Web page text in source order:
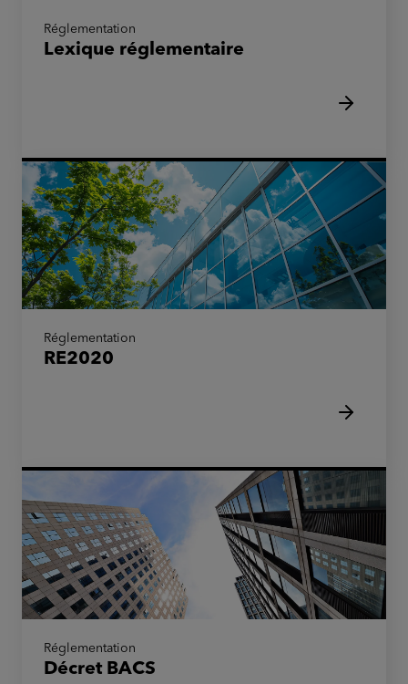
Réglementation
Lexique réglementaire
Réglementation
RE2020
Réglementation
Décret BACS